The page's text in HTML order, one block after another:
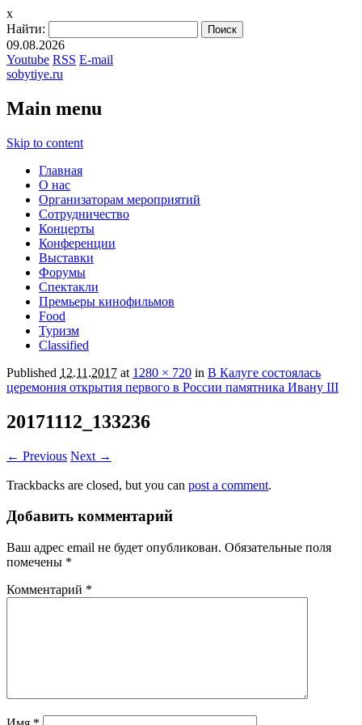
x
Найти:
09.08.2026
Youtube RSS E-mail
sobytiye.ru
Main menu
Skip to content
Главная
О нас
Организаторам мероприятий
Сотрудничество
Концерты
Конференции
Выставки
Форумы
Спектакли
Премьеры кинофильмов
Food
Туризм
Сlassified
Published 12.11.2017 at 1280 × 720 in В Калуге состоялась
церемония открытия первого в России памятника Ивану III
20171112_133236
← Previous Next →
Trackbacks are closed, but you can post a comment.
Добавить комментарий
Ваш адрес email не будет опубликован. Обязательные поля
помечены *
Комментарий *